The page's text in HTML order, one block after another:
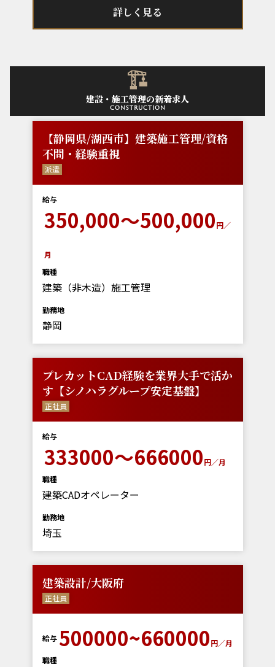
詳しく見る
建設・施工管理の新着求人
construction
【静岡県/湖西市】建築施工管理/資格
不問・経験重視
派遣
給与
350,000～500,000円／
月
職種
建築（非木造）施工管理
勤務地
静岡
プレカットCAD経験を業界大手で活か
す【シノハラグループ安定基盤】
正社員
給与
333000～666000円／月
職種
建築CADオペレーター
勤務地
埼玉
建築設計/大阪府
正社員
給与 500000~660000円／月
職種